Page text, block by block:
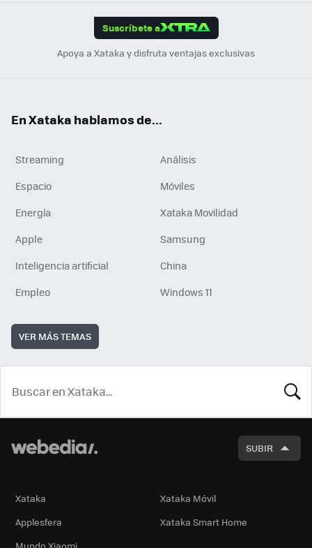
Suscríbete a
Apoya a Xataka y disfruta ventajas exclusivas
En Xataka hablamos de...
Streaming
Análisis
Espacio
Móviles
Energía
Xataka Movilidad
Apple
Samsung
Inteligencia artificial
China
Empleo
Windows 11
VER MÁS TEMAS
SUBIR
Xataka
Xataka Móvil
Applesfera
Xataka Smart Home